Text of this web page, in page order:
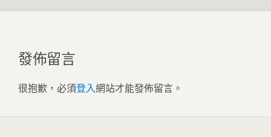
發佈留言
很抱歉，必須登入網站才能發佈留言。